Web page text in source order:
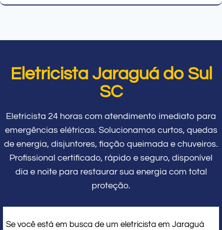
Eletricista Jaraguá do Sul
SC
Eletricista 24 horas com atendimento imediato para
emergências elétricas. Solucionamos curtos, quedas
de energia, disjuntores, fiação queimada e chuveiros.
Profissional certificado, rápido e seguro, disponível
dia e noite para restaurar sua energia com total
proteção.
Se você está em busca de um eletricista em Jaraguá